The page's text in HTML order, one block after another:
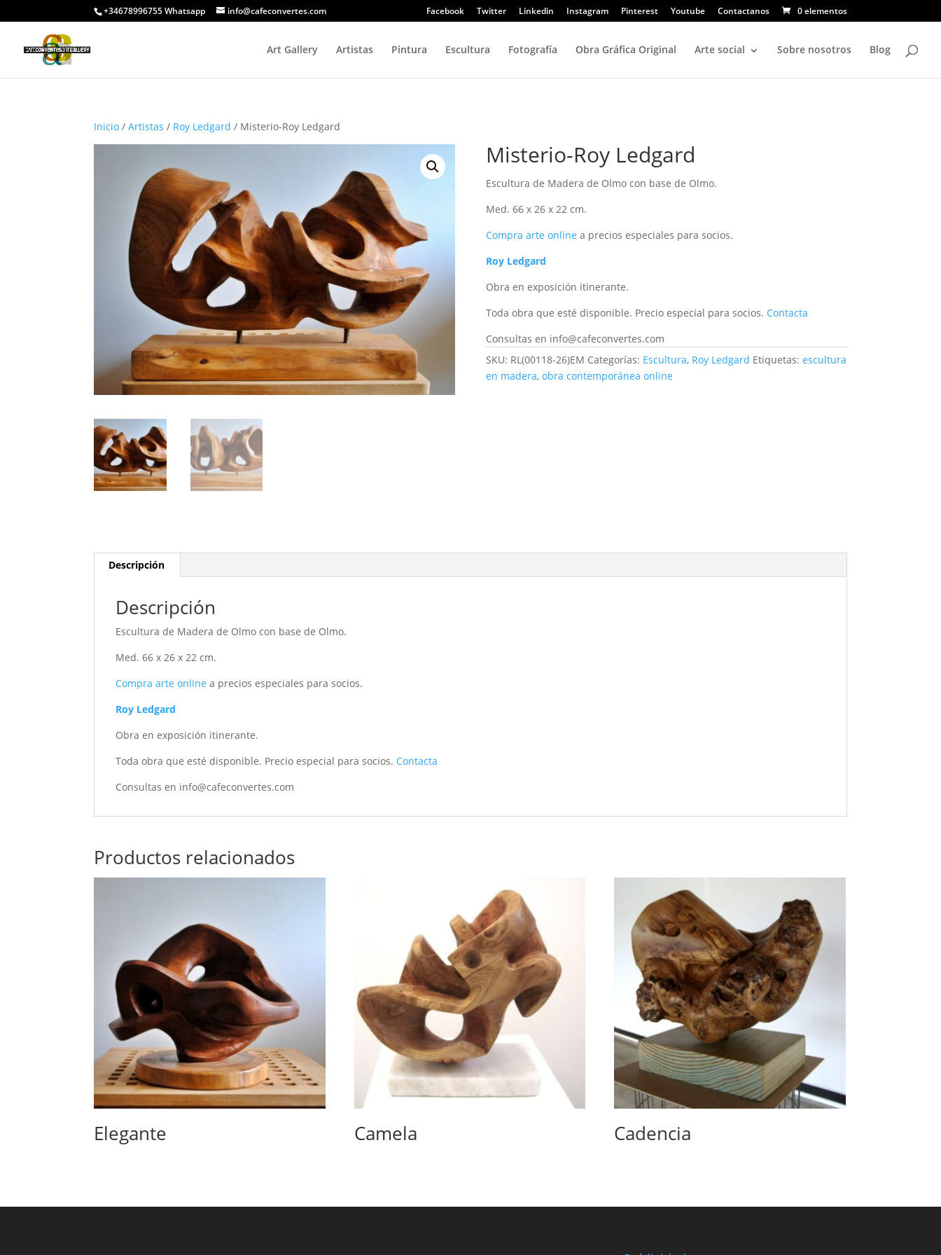
+34678996755 Whatsapp info@cafeconvertes.com Facebook Twitter Linkedin Instagram Pinterest Youtube Contactanos 0 elementos
Art Gallery Artistas Pintura Escultura Fotografía Obra Gráfica Original Arte social Sobre nosotros Blog
Inicio /Artistas / Roy Ledgard / Misterio-Roy Ledgard
Misterio-Roy Ledgard
Escultura de Madera de Olmo con base de Olmo.
Med. 66 x 26 x 22 cm.
Compra arte online a precios especiales para socios.
Roy Ledgard
Obra en exposición itinerante.
Toda obra que esté disponible. Precio especial para socios. Contacta
Consultas en info@cafeconvertes.com
SKU: RL(00118-26)EM Categorías: Escultura, Roy Ledgard Etiquetas: escultura
en madera, obra contemporánea online
Descripción
Descripción
Escultura de Madera de Olmo con base de Olmo.
Med. 66 x 26 x 22 cm.
Compra arte online a precios especiales para socios.
Roy Ledgard
Obra en exposición itinerante.
Toda obra que esté disponible. Precio especial para socios. Contacta
Consultas en info@cafeconvertes.com
Productos relacionados
Elegante Camela Cadencia